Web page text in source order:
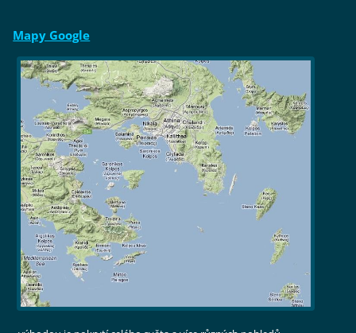
Mapy Google